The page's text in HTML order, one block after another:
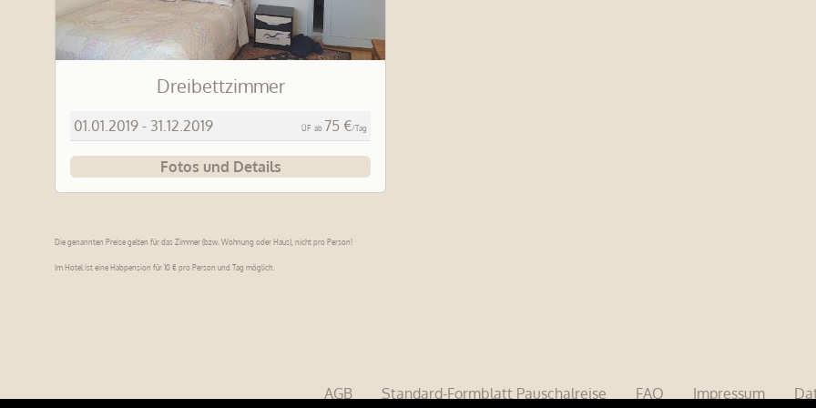
Dreibettzimmer
01.01.2019 - 31.12.2019 ÜF ab 75 €/Tag
Fotos und Details
Die genannten Preise gelten für das Zimmer (bzw. Wohnung oder Haus), nicht pro Person!
Im Hotel ist eine Habpension für 10 € pro Person und Tag möglich.
AGB Standard-Formblatt Pauschalreise FAQ Impressum